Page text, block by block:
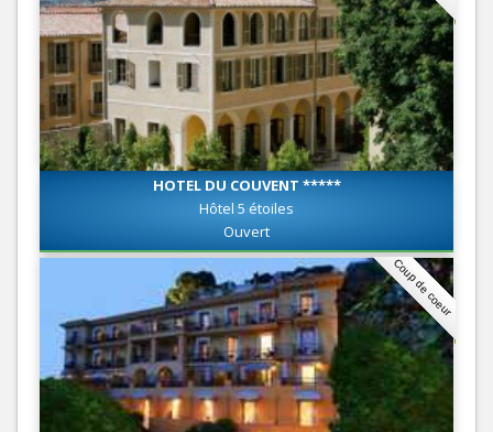
HOTEL DU COUVENT *****
Hôtel 5 étoiles
Ouvert
Coup de coeur